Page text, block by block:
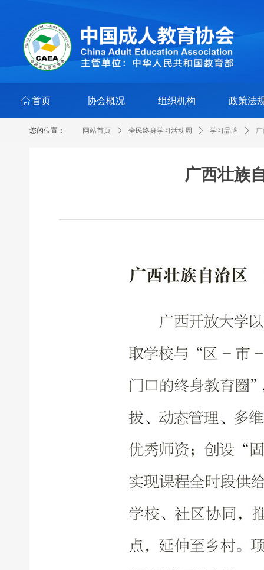
ꀇ 首页 协会概况 组织机构 政策法
网站首页 ꄲ 全民终身学习活动周 ꄲ 学习品牌 ꄲ
您的位置：
广西壮族